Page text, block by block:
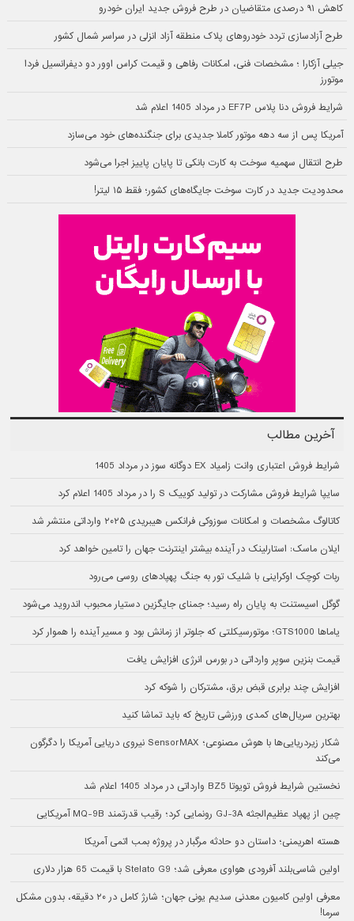
کاهش ۹۱ درصدی متقاضیان در طرح فروش جدید ایران خودرو
طرح آزادسازی تردد خودروهای پلاک منطقه آزاد انزلی در سراسر شمال کشور
جیلی آزکارا ؛ مشخصات فنی، امکانات رفاهی و قیمت کراس اوور دو دیفرانسیل فردا
موتورز
شرایط فروش دنا پلاس EF7P در مرداد 1405 اعلام شد
آمریکا پس از سه دهه موتور کاملا جدیدی برای جنگنده‌های خود می‌سازد
طرح انتقال سهمیه سوخت به کارت بانکی تا پایان پاییز اجرا می‌شود
محدودیت جدید در کارت سوخت جایگاه‌های کشور؛ فقط ۱۵ لیتر!
آخرین مطالب
شرایط فروش اعتباری وانت زامیاد EX دوگانه سوز در مرداد 1405
سایپا شرایط فروش مشارکت در تولید کوییک S را در مرداد 1405 اعلام کرد
کاتالوگ مشخصات و امکانات سوزوکی فرانکس هیبریدی ۲۰۲۵ وارداتی منتشر شد
ایلان ماسک: استارلینک در آینده بیشتر اینترنت جهان را تامین خواهد کرد
ربات کوچک اوکراینی با شلیک تور به جنگ پهپادهای روسی می‌رود
گوگل اسیستنت به پایان راه رسید؛ جمنای جایگزین دستیار محبوب اندروید می‌شود
یاماها GTS1000؛ موتورسیکلتی که جلوتر از زمانش بود و مسیر آینده را هموار کرد
قیمت بنزین سوپر وارداتی در بورس انرژی افزایش یافت
افزایش چند برابری قبض برق، مشترکان را شوکه کرد
بهترین سریال‌های کمدی ورزشی تاریخ که باید تماشا کنید
شکار زیردریایی‌ها با هوش مصنوعی؛ SensorMAX نیروی دریایی آمریکا را دگرگون
می‌کند
نخستین شرایط فروش تویوتا BZ5 وارداتی در مرداد 1405 اعلام شد
چین از پهپاد عظیم‌الجثه GJ-3A رونمایی کرد؛ رقیب قدرتمند MQ-9B آمریکایی
هسته اهریمنی؛ داستان دو حادثه مرگبار در پروژه بمب اتمی آمریکا
اولین شاسی‌بلند آفرودی هواوی معرفی شد؛ Stelato G9 با قیمت 65 هزار دلاری
معرفی اولین کامیون معدنی سدیم یونی جهان؛ شارژ کامل در ۲۰ دقیقه، بدون مشکل
سرما!